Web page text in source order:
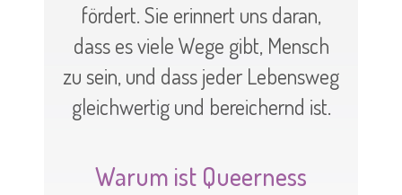
fördert. Sie erinnert uns daran,
dass es viele Wege gibt, Mensch
zu sein, und dass jeder Lebensweg
gleichwertig und bereichernd ist.
Warum ist Queerness